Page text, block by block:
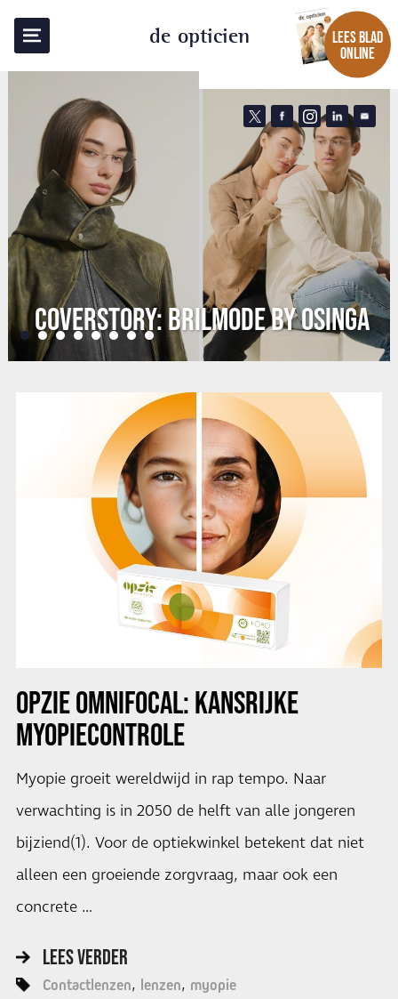
de opticien
LEES BLAD
ONLINE
• • • • • • • •
COVERSTORY: BRILMODE BY OSINGA
OPZIE OMNIFOCAL: KANSRIJKE
MYOPIECONTROLE
Myopie groeit wereldwijd in rap tempo. Naar
verwachting is in 2050 de helft van alle jongeren
bijziend(1). Voor de optiekwinkel betekent dat niet
alleen een groeiende zorgvraag, maar ook een
concrete …
LEES VERDER
Contactlenzen lenzen myopie